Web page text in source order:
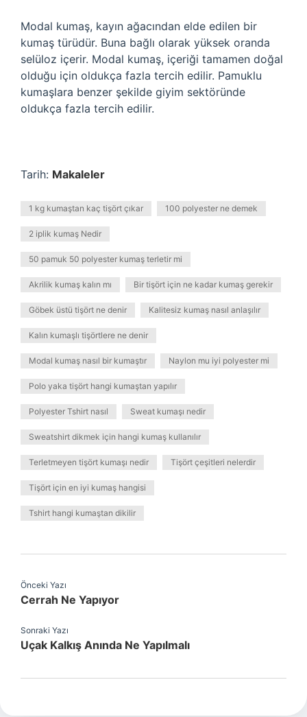
Modal kumaş, kayın ağacından elde edilen bir
kumaş türüdür. Buna bağlı olarak yüksek oranda
selüloz içerir. Modal kumaş, içeriği tamamen doğal
olduğu için oldukça fazla tercih edilir. Pamuklu
kumaşlara benzer şekilde giyim sektöründe
oldukça fazla tercih edilir.
Tarih: Makaleler
1 kg kumaştan kaç tişört çıkar 100 polyester ne demek
2 iplik kumaş Nedir
50 pamuk 50 polyester kumaş terletir mi
Akrilik kumaş kalın mı Bir tişört için ne kadar kumaş gerekir
Göbek üstü tişört ne denir Kalitesiz kumaş nasıl anlaşılır
Kalın kumaşlı tişörtlere ne denir
Modal kumaş nasıl bir kumaştır Naylon mu iyi polyester mi
Polo yaka tişört hangi kumaştan yapılır
Polyester Tshirt nasıl Sweat kumaşı nedir
Sweatshirt dikmek için hangi kumaş kullanılır
Terletmeyen tişört kumaşı nedir Tişört çeşitleri nelerdir
Tişört için en iyi kumaş hangisi
Tshirt hangi kumaştan dikilir
Önceki Yazı
Cerrah Ne Yapıyor
Sonraki Yazı
Uçak Kalkış Anında Ne Yapılmalı